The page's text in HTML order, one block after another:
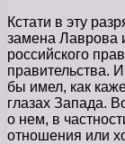
Кстати в эту
замена Лаврова
российского
правительства.
бы имел, как
глазах Запада.
о нем, в
отношения или